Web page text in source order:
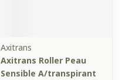
Axitrans
Axitrans Roller Peau
Sensible A/transpirant